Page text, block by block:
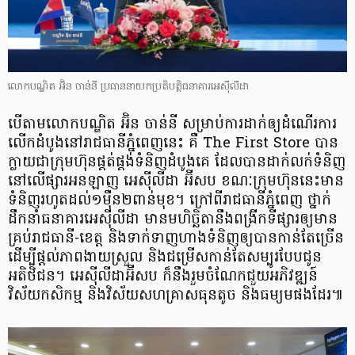
លោកបណ្ឌិត អ៊ិន ចាន់នី ប្រធាននាយកប្រតិបត្តិធនាគារអេស៊ីលីដា
បើ​តាម​លោក​បណ្ឌិត អ៊ិ​ន ចាន់​នី សម្រាប់​ការ​ដាក់​ឲ្យ​ដំណើរការ​
លើក​ដំបូង​នៅ​រាជធានី​ភ្នំពេញ​នេះ គឺ The First Store បាន​
ក្លាយជា​ក្រុមហ៊ុន​ផ្គត់ផ្គង់​ទំនិញ​ដំបូង​គេ ដែល​បាន​ដាក់​លក់ទំនិញ​
នៅ​លើ​ផ្សារ​អន​ឡាញ អេ​ស៊ី​លី​ដា អ៊ី​សប ខណៈ​ក្រុមហ៊ុន​នេះ​មាន​
ទំនិញ​រហូត​ដល់​១​ម៉ឺន​២​ពាន់​មុខ​។ ក្រៅពី​រាជធានី​ភ្នំពេញ ថ្នាក់
ដឹកនាំ​ធនាគារ​អេ​ស៊ី​លី​ដា មាន​ម​ហិ​ច្ឆិ​តា​នឹង​ពង្រីក​ទីផ្សារ​ឲ្យ​មាន​
គ្រប់​រាជធានី​-​ខេត្ត និង​ទាក់ទាញ​ហាង​ទំនិញ​ឲ្យ​បាន​កាន់តែ​ច្រើន
ដើម្បី​ផ្តល់​ភាព​ងាយស្រួល និង​ជម្រើស​កាន់តែ​សម្បូរ​បែប​ជូន​
អតិថិជន​។ អេ​ស៊ី​លី​ដា​អ៊ី​សប ក៏​នឹង​រួមចំណែក​ជួយ​អភិវឌ្ឍន៍​
វិស័យ​កសិកម្ម និង​វិស័យ​សហគ្រាស​ធុន​តូច និង​ធ​ម្យ​ម​ផង​ដែរ​៕